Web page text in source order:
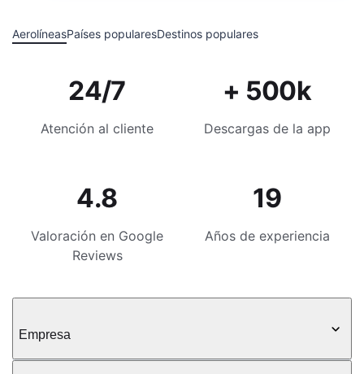
AerolíneasPaíses popularesDestinos populares
24/7
Atención al cliente
+ 500k
Descargas de la app
4.8
Valoración en Google
Reviews
19
Años de experiencia
Empresa